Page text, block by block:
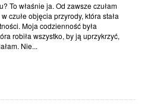
To właśnie ja. Od zawsze czułam
czułe objęcia przyrody, która stała
Moja codzienność była
robiła wszystko, by ją uprzykrzyć,
Nie...